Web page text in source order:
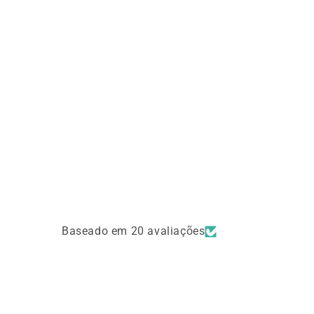
Baseado em 20 avaliações